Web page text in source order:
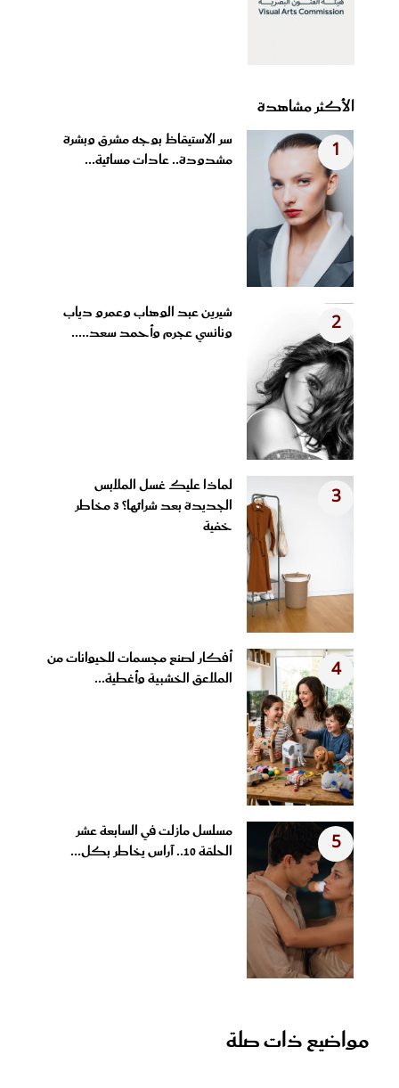
الأكثر مشاهدة
1
سر الاستيقاظ بوجه مشرق وبشرة
مشدودة.. عادات مسائية...
2
شيرين عبد الوهاب وعمرو دياب
ونانسي عجرم وأحمد سعد.....
3
لماذا عليك غسل الملابس
الجديدة بعد شرائها؟ 3 مخاطر
خفية
4
أفكار لصنع مجسمات للحيوانات من
الملاعق الخشبية وأغطية...
5
مسلسل مازلت في السابعة عشر
الحلقة 10.. آراس يخاطر بكل...
مواضيع ذات صلة